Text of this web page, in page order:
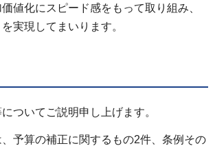
値化にスピード感をもって取り組み、
実現してまいります。
ついてご説明申し上げます。
予算の補正に関するもの2件、条例その